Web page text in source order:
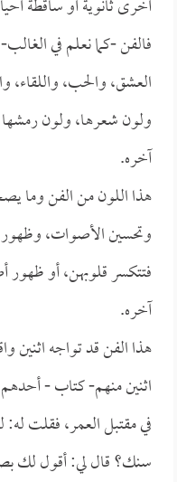
أخرى ثانوية أو ساقطة
فالفن -كما نعلم في
العشق، والحب، واللقاء،
ولون شعرها، ولون
آخره.
هذا اللون من الفن وما
وتحسين الأصوات،
فتتكسر قلوبهن، أو ظهور
آخره.
هذا الفن قد تواجه اثنين
اثنين منهم- كتاب -
في مقتبل العمر، فقلت
سنك؟ قال لي: أقول لك